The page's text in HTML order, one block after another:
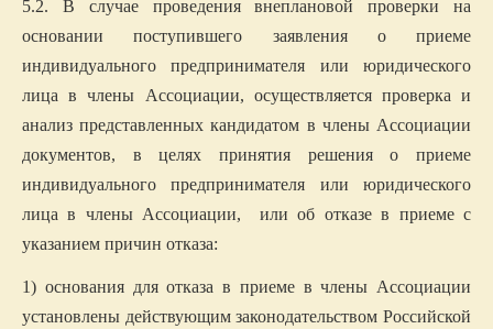
5.2. В случае проведения внеплановой проверки на
основании поступившего заявления о приеме
индивидуального предпринимателя или юридического
лица в члены Ассоциации, осуществляется проверка и
анализ представленных кандидатом в члены Ассоциации
документов, в целях принятия решения о приеме
индивидуального предпринимателя или юридического
лица в члены Ассоциации, или об отказе в приеме с
указанием причин отказа:
1) основания для отказа в приеме в члены Ассоциации
установлены действующим законодательством Российской